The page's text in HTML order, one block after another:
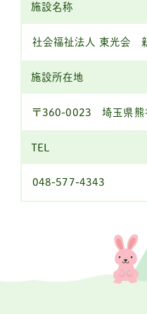
施設名称
社会福祉法人 東光会
施設所在地
〒360-0023 埼玉県熊
TEL
048-577-4343